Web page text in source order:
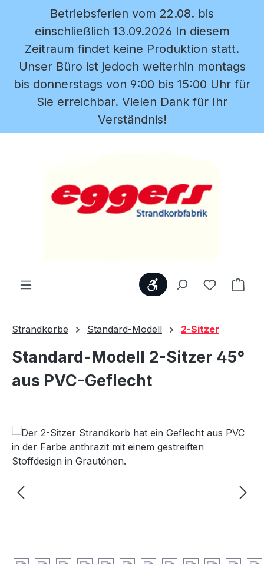
Zum Hauptinhalt springen
Betriebsferien vom 22.08. bis
einschließlich 13.09.2026 In diesem
Zeitraum findet keine Produktion statt.
Unser Büro ist jedoch weiterhin montags
bis donnerstags von 9:00 bis 15:00 Uhr für
Sie erreichbar. Vielen Dank für Ihr
Verständnis!
WerkzeugleisteDu hast 0
Strandkörbe Standard-Modell 2-Sitzer
Standard-Modell 2-Sitzer 45°
aus PVC-Geflecht
Bildergalerie überspringen